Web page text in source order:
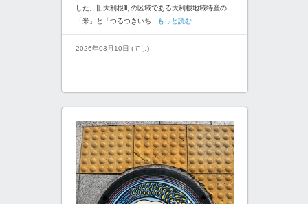
した。旧大利根町の区域である大利根地域特産の
「米」と「つるつきいち ...もっと読む
2026年03月10日 (てし)